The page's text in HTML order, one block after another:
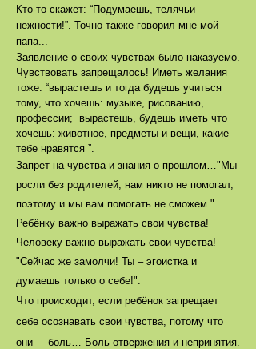
Кто-то скажет: “Подумаешь, телячьи
нежности!”. Точно также говорил мне мой
папа...
Заявление о своих чувствах было наказуемо.
Чувствовать запрещалось! Иметь желания
тоже: “вырастешь и тогда будешь учиться
тому, что хочешь: музыке, рисованию,
профессии; вырастешь, будешь иметь что
хочешь: животное, предметы и вещи, какие
тебе нравятся ”.
Запрет на чувства и знания о прошлом…"Мы
росли без родителей, нам никто не помогал,
поэтому и мы вам помогать не сможем ".
Ребёнку важно выражать свои чувства!
Человеку важно выражать свои чувства!
"Сейчас же замолчи! Ты ‒ эгоистка и
думаешь только о себе!".
Что происходит, если ребёнок запрещает
себе осознавать свои чувства, потому что
они ‒ боль… Боль отвержения и непринятия.